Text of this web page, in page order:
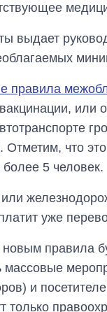
выдает
правила
или
что
5 человек.
уже
новым правила
массовые
и
только